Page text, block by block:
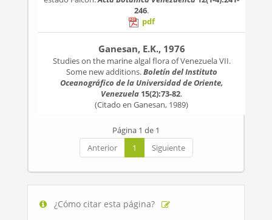
246.
pdf
Ganesan, E.K., 1976
Studies on the marine algal flora of Venezuela VII.
Some new additions.Boletín del Instituto
Oceanográfico de la Universidad de Oriente,
Venezuela 15(2):73-82.
(Citado en Ganesan, 1989)
Página 1 de 1
Anterior
1 Siguiente
¿Cómo citar esta página?